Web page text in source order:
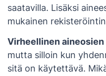
saatavilla. Lisäksi
mukainen
Virheellinen
mutta silloin kun
sitä on käytettävä.